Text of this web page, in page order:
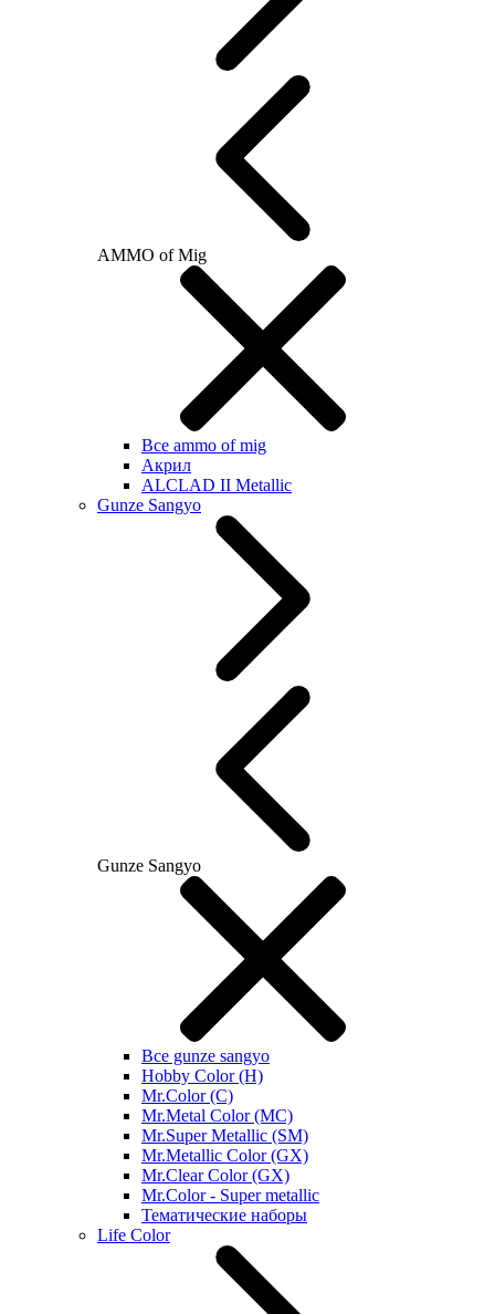
AMMO of Mig
Все ammo of mig
Акрил
ALCLAD II Metallic
Gunze Sangyo
Gunze Sangyo
Все gunze sangyo
Hobby Color (H)
Mr.Color (C)
Mr.Metal Color (MC)
Mr.Super Metallic (SM)
Mr.Metallic Color (GX)
Mr.Clear Color (GX)
Mr.Color - Super metallic
Тематические наборы
Life Color